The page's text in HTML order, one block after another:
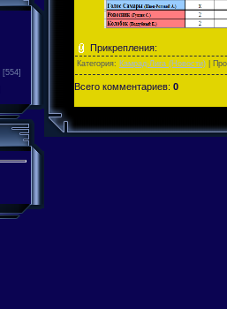
[554]
Прикрепления:
Категория: Камрад-Лига (Новости) |
Всего комментариев: 0